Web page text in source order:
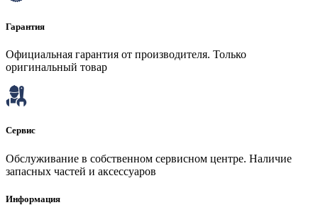
Гарантия
Официальная гарантия от производителя. Только
оригинальный товар
Сервис
Обслуживание в собственном сервисном центре. Наличие
запасных частей и аксессуаров
Информация